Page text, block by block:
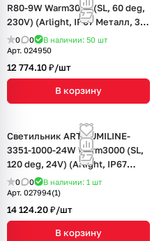
R80-9W Warm3000 (SL, 60 deg,
230V) (Arlight, IP67 Металл, 3
года)
0 0 В наличии: 50 шт
Арт. 024950
12 774.10 ₽/шт
В корзину
Светильник ART-LUMILINE-
3351-1000-24W Warm3000 (SL,
120 deg, 24V) (Arlight, IP67
Металл, 3 года)
0 0 В наличии: 1 шт
Арт. 027994(1)
14 124.20 ₽/шт
В корзину